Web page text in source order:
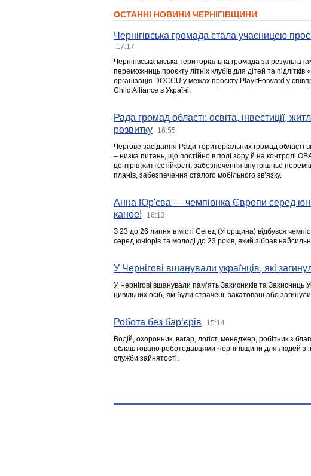
ОСТАННІ НОВИНИ ЧЕРНІГІВЩИНИ
Чернігівська громада стала учасницею
17:17
Чернігівська міська територіальна громада за
переможниць проєкту літніх клубів для дітей та
організація DOCCU у межах проєкту PlayItForward у
Child Alliance в Україні.
Рада громад області: освіта, інвестиції,
розвитку
16:55
Чергове засідання Ради територіальних громад області
– низка питань, що постійно в полі зору й на контролі
центрів життєстійкості, забезпечення внутрішньо
планів, забезпечення сталого мобільного зв’язку.
Анна Юр'єва — чемпіонка Європи серед
каное!
16:13
З 23 до 26 липня в місті Сегед (Угорщина) відбувся
серед юніорів та молоді до 23 років, який зібрав
У Чернігові вшанували українців, які
У Чернігові вшанували пам’ять Захисників та Захисниць
цивільних осіб, які були страчені, закатовані або
Робота без бар’єрів 15:14
Водій, охоронник, вагар, логіст, менеджер, робітник з
облаштовано роботодавцями Чернігівщини для людей з
служби зайнятості.